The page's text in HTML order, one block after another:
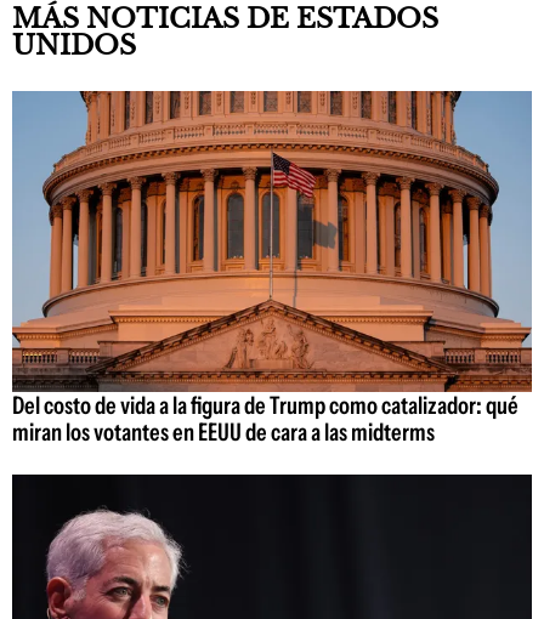
MÁS NOTICIAS DE ESTADOS
UNIDOS
Del costo de vida a la figura de Trump como catalizador: qué
miran los votantes en EEUU de cara a las midterms